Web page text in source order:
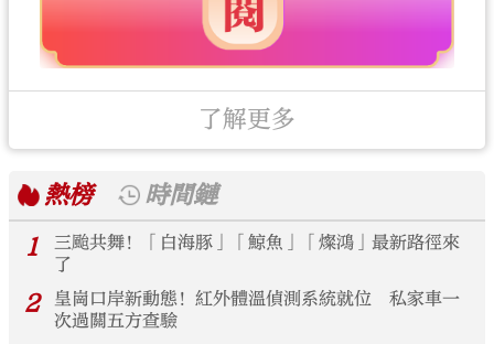
了解更多
熱榜
時間鏈
1
三颱共舞！「白海豚」「鯨魚」「燦鴻」最新路徑來
了
2
皇崗口岸新動態！紅外體溫偵測系統就位 私家車一
次過關五方查驗